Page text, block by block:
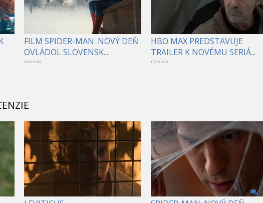
FILM SPIDER-MAN: NOVÝ DEŇ
OVLÁDOL SLOVENSK...
novinka
HBO MAX PREDSTAVUJE
TRAILER K NOVÉMU SERIÁ...
novinka
1